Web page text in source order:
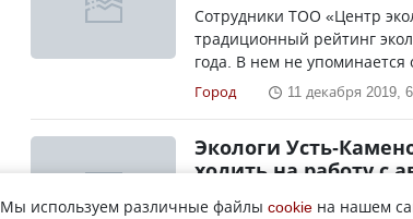
Сотрудники ТОО «Центр
традиционный рейтинг
года. В нем не упоминается
Город 11 декабря 2019,
Экологи Усть-
ходить на работу с
Сотрудники Центра
Мы используем различные файлы cookie на нашем